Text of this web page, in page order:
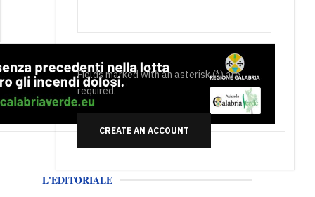
Fields marked with an asterisk (*) are
required.
CREATE AN ACCOUNT
L'EDITORIALE